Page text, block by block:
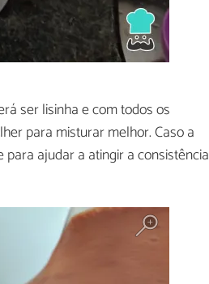
ser lisinha e com todos os
para misturar melhor. Caso a
ajudar a atingir a consistência